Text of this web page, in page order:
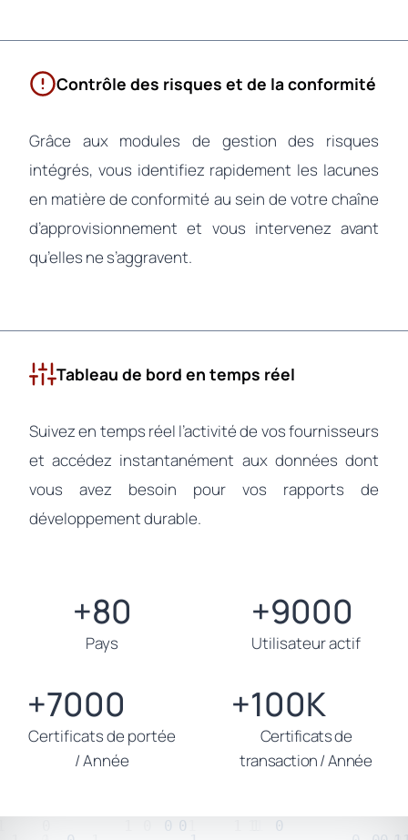
Contrôle des risques et de la conformité
Grâce aux modules de gestion des risques
intégrés, vous identifiez rapidement les lacunes
en matière de conformité au sein de votre chaîne
d’approvisionnement et vous intervenez avant
qu’elles ne s’aggravent.
Tableau de bord en temps réel
Suivez en temps réel l’activité de vos fournisseurs
et accédez instantanément aux données dont
vous avez besoin pour vos rapports de
développement durable.
+80
+80
Pays
+9000
+9000
Utilisateur actif
+7000
+7000
Certificats de portée
/ Année
+100K
+100K
Certificats de
transaction / Année